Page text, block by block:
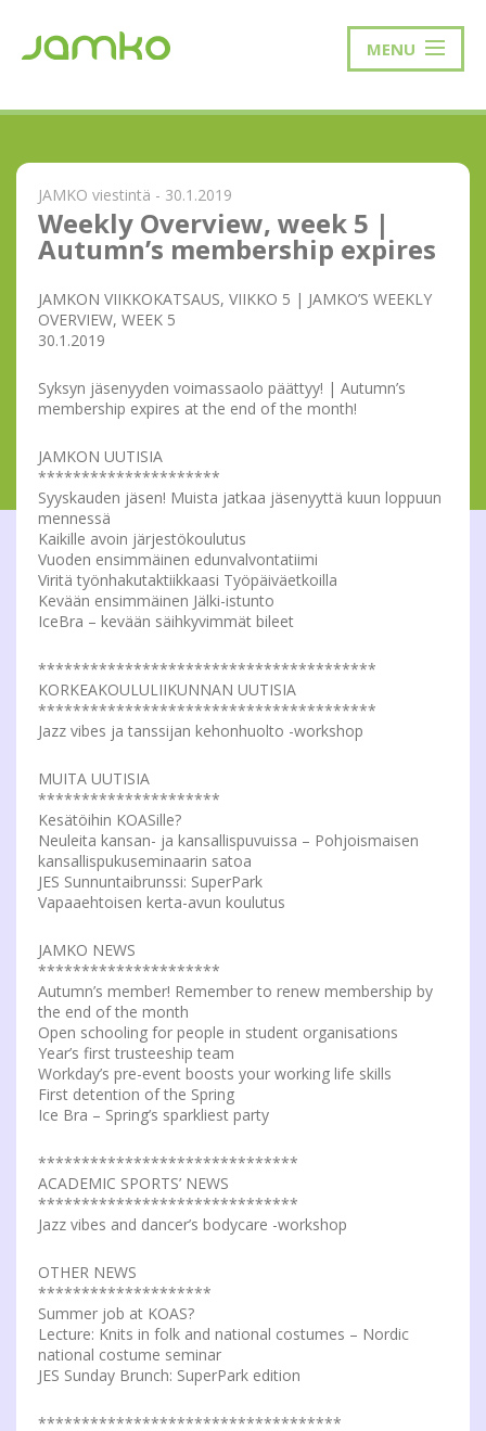
MENU
JAMKO viestintä - 30.1.2019
Weekly Overview, week 5 |
Autumn’s membership expires
JAMKON VIIKKOKATSAUS, VIIKKO 5 | JAMKO’S WEEKLY
OVERVIEW, WEEK 5
30.1.2019
Syksyn jäsenyyden voimassaolo päättyy! | Autumn’s
membership expires at the end of the month!
JAMKON UUTISIA
*********************
Syyskauden jäsen! Muista jatkaa jäsenyyttä kuun loppuun
mennessä
Kaikille avoin järjestökoulutus
Vuoden ensimmäinen edunvalvontatiimi
Viritä työnhakutaktiikkaasi Työpäiväetkoilla
Kevään ensimmäinen Jälki-istunto
IceBra – kevään säihkyvimmät bileet
***************************************
KORKEAKOULULIIKUNNAN UUTISIA
***************************************
Jazz vibes ja tanssijan kehonhuolto -workshop
MUITA UUTISIA
*********************
Kesätöihin KOASille?
Neuleita kansan- ja kansallispuvuissa – Pohjoismaisen
kansallispukuseminaarin satoa
JES Sunnuntaibrunssi: SuperPark
Vapaaehtoisen kerta-avun koulutus
JAMKO NEWS
*********************
Autumn’s member! Remember to renew membership by
the end of the month
Open schooling for people in student organisations
Year’s first trusteeship team
Workday’s pre-event boosts your working life skills
First detention of the Spring
Ice Bra – Spring’s sparkliest party
******************************
ACADEMIC SPORTS’ NEWS
******************************
Jazz vibes and dancer’s bodycare -workshop
OTHER NEWS
********************
Summer job at KOAS?
Lecture: Knits in folk and national costumes – Nordic
national costume seminar
JES Sunday Brunch: SuperPark edition
***********************************